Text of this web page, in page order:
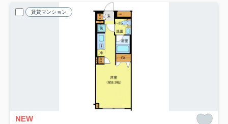
賃貸マンション
NEW